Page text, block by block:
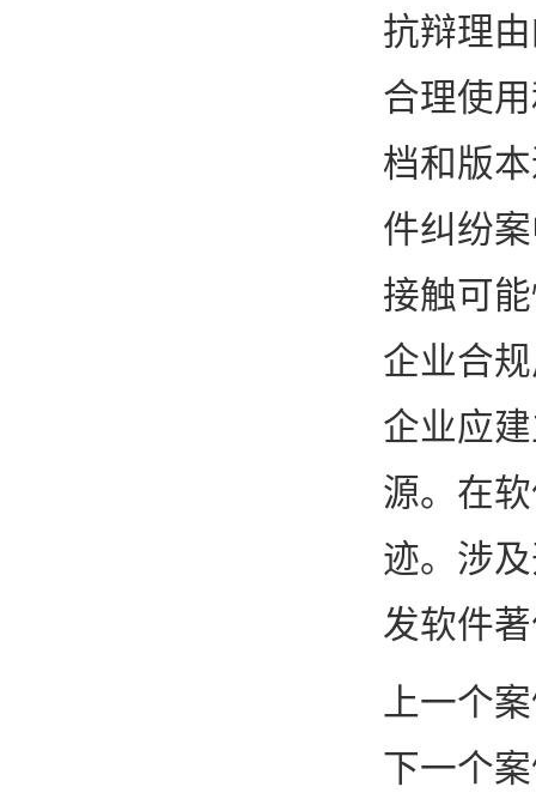
抗辩理
合理使
档和版
件纠纷
接触可
企业合
企业应
源。在
迹。涉
发软件
上一个
下一个